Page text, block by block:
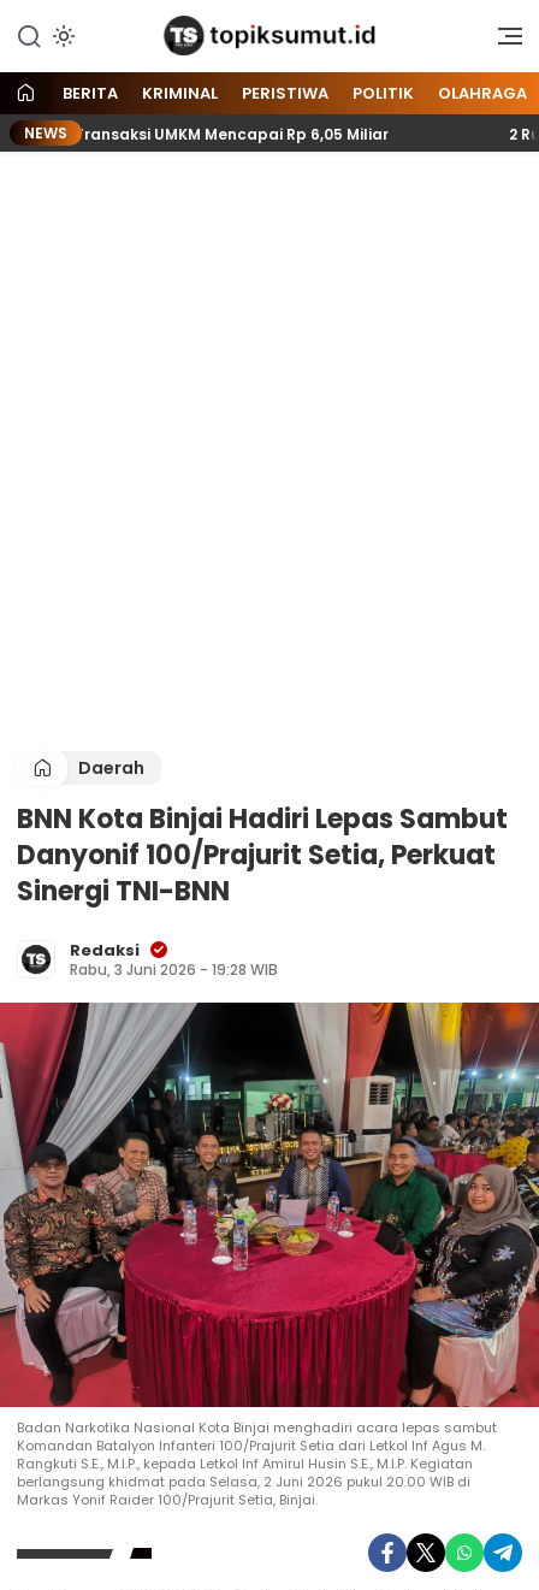
Topik Sumut
Memberitakan Seputar
dan Nasional
BERITA KRIMINAL PERISTIWA POLITIK OLAHRAGA
NEWS UMKM Mencapai Rp 6,05 Miliar 2 Rumah
Daerah
BNN Kota Binjai Hadiri Lepas Sambut
Danyonif 100/Prajurit Setia, Perkuat
Sinergi TNI-BNN
Redaksi
Rabu, 3 Juni 2026 - 19:28 WIB
Badan Narkotika Nasional Kota Binjai menghadiri acara lepas sambut
Komandan Batalyon Infanteri 100/Prajurit Setia dari Letkol Inf Agus M.
Rangkuti S.E., M.I.P., kepada Letkol Inf Amirul Husin S.E., M.I.P. Kegiatan
berlangsung khidmat pada Selasa, 2 Juni 2026 pukul 20.00 WIB di
Markas Yonif Raider 100/Prajurit Setia, Binjai.